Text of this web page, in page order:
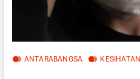
ANTARABANGSA KESIHATAN